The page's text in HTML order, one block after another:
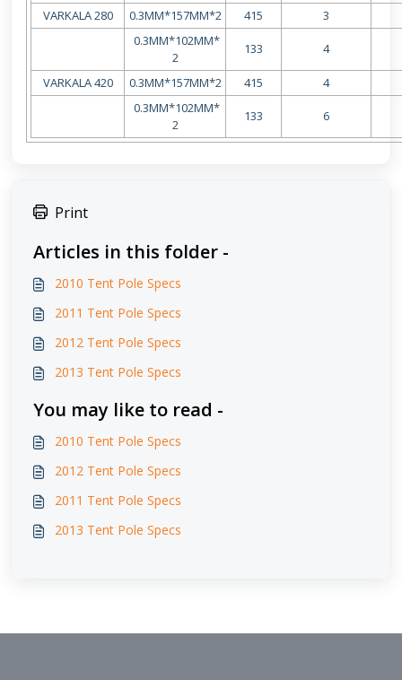
VARKALA 280 0.3MM*157MM*2 415
3
0.3MM*102MM*
2
133 4
VARKALA 420 0.3MM*157MM*2 415
4
0.3MM*102MM*
2
133 6
Print
Articles in this folder -
2010 Tent Pole Specs
2011 Tent Pole Specs
2012 Tent Pole Specs
2013 Tent Pole Specs
You may like to read -
2010 Tent Pole Specs
2012 Tent Pole Specs
2011 Tent Pole Specs
2013 Tent Pole Specs